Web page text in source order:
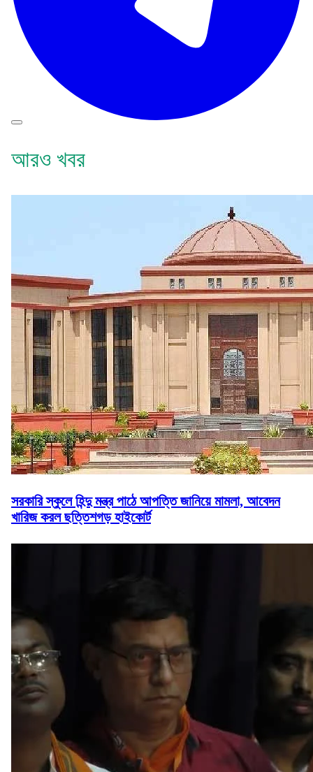
আরও খবর
সরকারি স্কুলে হিন্দু মন্ত্র পাঠে আপত্তি জানিয়ে মামলা, আবেদন
খারিজ করল ছত্তিশগড় হাইকোর্ট